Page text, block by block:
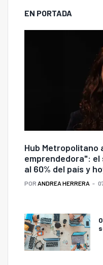
EN PORTADA
Hub Metropolitano
emprendedora":
al 60% del país y
POR ANDREA HERRERA